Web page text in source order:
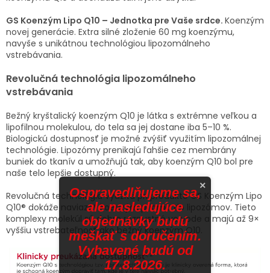
GS Koenzým Lipo Q10 – Jednotka pre Vaše srdce. Koenzým
novej generácie. Extra silné zloženie 60 mg koenzýmu,
navyše s unikátnou technológiou lipozomálneho
vstrebávania.
Revolučná technológia lipozomálneho
vstrebávania
Bežný kryštalický koenzým Q10 je látka s extrémne veľkou a
lipofilnou molekulou, do tela sa jej dostane iba 5–10 %.
Biologickú dostupnosť je možné zvýšiť využitím lipozomálnej
technológie. Lipozómy prenikajú ľahšie cez membrány
buniek do tkanív a umožňujú tak, aby koenzým Q10 bol pre
naše telo lepšie dostupný.
Revolučná technológia využitá pri produkte GS Koenzým Lipo
Q10® dokáže naviazať koenzým priamo do lipozómov. Tieto
komplexy molekúl sú dobre rozpustné vo vode a majú až 9×
vyššiu vstrebateľnosť ako bežný koenzým Q10.
×
Ospravedlňujeme sa,
ale nasledujúce
objednávky budú
meškať s doručením.
Vybavené budú od
17.8.2026.